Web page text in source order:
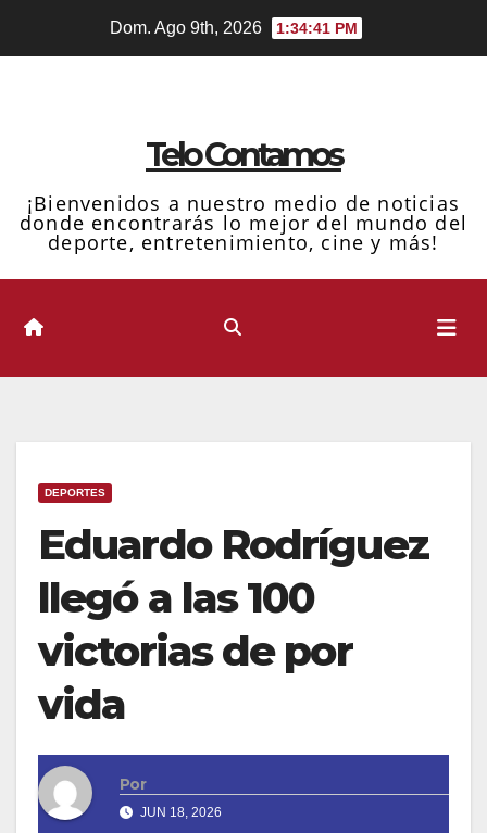
Dom. Ago 9th, 2026 1:34:42 PM
Telo Contamos
¡Bienvenidos a nuestro medio de noticias
donde encontrarás lo mejor del mundo del
deporte, entretenimiento, cine y más!
DEPORTES
Eduardo Rodríguez
llegó a las 100
victorias de por
vida
Por
JUN 18, 2026